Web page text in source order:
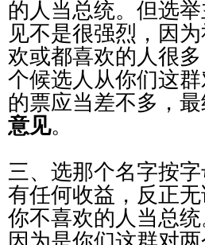
的人当总统。但选
见不是很强烈，因
欢或都喜欢的人很
个候选人从你们这
的票应当差不多，
意见。
三、选那个名字按
有任何收益，反正
你不喜欢的人当总